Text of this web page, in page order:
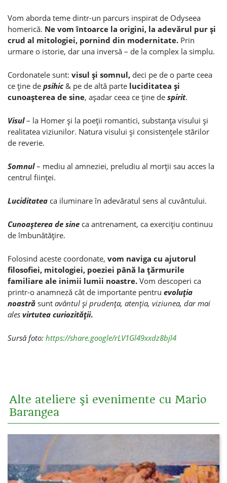
Vom aborda teme dintr-un parcurs inspirat de Odyseea
homerică. Ne vom întoarce la origini, la adevărul pur şi
crud al mitologiei, pornind din modernitate. Prin
urmare o istorie, dar una inversă – de la complex la simplu.
Cordonatele sunt: visul şi somnul, deci pe de o parte ceea
ce ţine de psihic& pe de altă parte luciditatea şi
cunoaşterea de sine, aşadar ceea ce ţine de spirit.
Visul – la Homer şi la poeţii romantici, substanţa visului şi
realitatea viziunilor. Natura visului şi consistenţele stărilor
de reverie.
Somnul – mediu al amneziei, preludiu al morţii sau acces la
centrul fiinţei.
Luciditatea ca iluminare în adevăratul sens al cuvântului.
Cunoaşterea de sine ca antrenament, ca exerciţiu continuu
de îmbunătăţire.
Folosind aceste coordonate, vom naviga cu ajutorul
filosofiei, mitologiei, poeziei până la ţărmurile
familiare ale inimii lumii noastre. Vom descoperi ca
printr-o anamneză cât de importante pentru evoluţia
noastră sunt avântul şi prudenţa, atenţia, viziunea, dar mai
ales virtutea curiozităţii.
Sursă foto: https://share.google/rLV1Gl49xxdz8bjl4
Alte ateliere şi evenimente cu Mario
Barangea